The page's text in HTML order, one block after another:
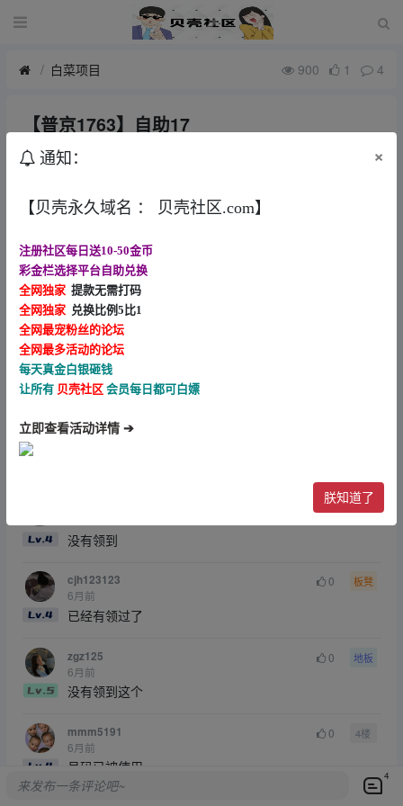
白菜项目 900 1 4
【普京1763】自助17
小花花
该用户被关禁闭，内容被隐藏。
我们生在红旗下 长在春风里 人民有信仰 国家有力量 民族
有希望 （论坛内容仅用于白嫖娱乐 论坛严禁任何形式充
值 严禁拿内容做任何形式推广 发现一律提交公安 ）
0 沙发
没有领到
cjh123123
6月前
0 板凳
已经有领过了
zgz125
6月前
0 地板
没有领到这个
mmm5191
6月前
0 4楼
号码已被使用
通知： ×
【贝壳永久域名 ： 贝壳社区.com】
注册社区每日送10-50金币
彩金栏选择平台自助兑换
全网独家 提款无需打码
全网独家 兑换比例5比1
全网最宠粉丝的论坛
全网最多活动的论坛
每天真金白银砸钱
让所有 贝壳社区 会员每日都可白嫖
立即查看活动详情 ➔
朕知道了
来发布一条评论吧~
4